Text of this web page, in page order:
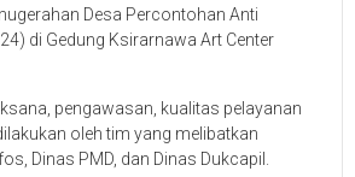
Desa Percontohan Anti
di Gedung Ksirarnawa Art Center
pengawasan, kualitas pelayanan
oleh tim yang melibatkan
Dinas PMD, dan Dinas Dukcapil.